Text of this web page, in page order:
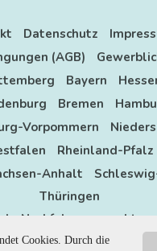
Datenschutz
(AGB)
Bayern
Bremen
Vorpommern
Rheinland-Pfalz
Anhalt
Thüringen
Nachfolger gesucht zu
location sitemap
Cookies. Durch die